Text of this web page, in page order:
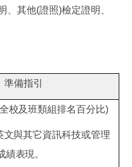
、其他(證照)檢定證明、
準備指引
校及班類組排名百分比)
文與其它資訊科技或管理
表現。